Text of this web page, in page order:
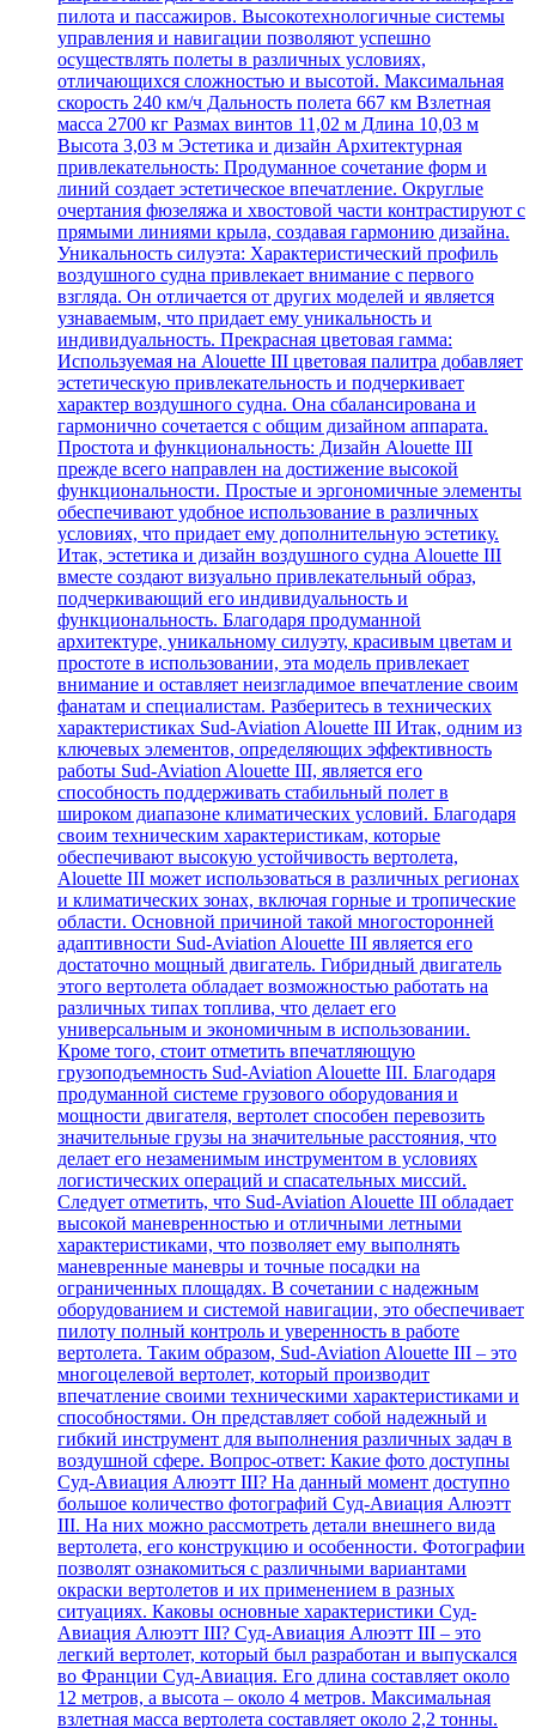
пилота и пассажиров. Высокотехнологичные системы
управления и навигации позволяют успешно
осуществлять полеты в различных условиях,
отличающихся сложностью и высотой. Максимальная
скорость 240 км/ч Дальность полета 667 км Взлетная
масса 2700 кг Размах винтов 11,02 м Длина 10,03 м
Высота 3,03 м Эстетика и дизайн Архитектурная
привлекательность: Продуманное сочетание форм и
линий создает эстетическое впечатление. Округлые
очертания фюзеляжа и хвостовой части контрастируют с
прямыми линиями крыла, создавая гармонию дизайна.
Уникальность силуэта: Характеристический профиль
воздушного судна привлекает внимание с первого
взгляда. Он отличается от других моделей и является
узнаваемым, что придает ему уникальность и
индивидуальность. Прекрасная цветовая гамма:
Используемая на Alouette III цветовая палитра добавляет
эстетическую привлекательность и подчеркивает
характер воздушного судна. Она сбалансирована и
гармонично сочетается с общим дизайном аппарата.
Простота и функциональность: Дизайн Alouette III
прежде всего направлен на достижение высокой
функциональности. Простые и эргономичные элементы
обеспечивают удобное использование в различных
условиях, что придает ему дополнительную эстетику.
Итак, эстетика и дизайн воздушного судна Alouette III
вместе создают визуально привлекательный образ,
подчеркивающий его индивидуальность и
функциональность. Благодаря продуманной
архитектуре, уникальному силуэту, красивым цветам и
простоте в использовании, эта модель привлекает
внимание и оставляет неизгладимое впечатление своим
фанатам и специалистам. Разберитесь в технических
характеристиках Sud-Aviation Alouette III Итак, одним из
ключевых элементов, определяющих эффективность
работы Sud-Aviation Alouette III, является его
способность поддерживать стабильный полет в
широком диапазоне климатических условий. Благодаря
своим техническим характеристикам, которые
обеспечивают высокую устойчивость вертолета,
Alouette III может использоваться в различных регионах
и климатических зонах, включая горные и тропические
области. Основной причиной такой многосторонней
адаптивности Sud-Aviation Alouette III является его
достаточно мощный двигатель. Гибридный двигатель
этого вертолета обладает возможностью работать на
различных типах топлива, что делает его
универсальным и экономичным в использовании.
Кроме того, стоит отметить впечатляющую
грузоподъемность Sud-Aviation Alouette III. Благодаря
продуманной системе грузового оборудования и
мощности двигателя, вертолет способен перевозить
значительные грузы на значительные расстояния, что
делает его незаменимым инструментом в условиях
логистических операций и спасательных миссий.
Следует отметить, что Sud-Aviation Alouette III обладает
высокой маневренностью и отличными летными
характеристиками, что позволяет ему выполнять
маневренные маневры и точные посадки на
ограниченных площадях. В сочетании с надежным
оборудованием и системой навигации, это обеспечивает
пилоту полный контроль и уверенность в работе
вертолета. Таким образом, Sud-Aviation Alouette III – это
многоцелевой вертолет, который производит
впечатление своими техническими характеристиками и
способностями. Он представляет собой надежный и
гибкий инструмент для выполнения различных задач в
воздушной сфере. Вопрос-ответ: Какие фото доступны
Суд-Авиация Алюэтт III? На данный момент доступно
большое количество фотографий Суд-Авиация Алюэтт
III. На них можно рассмотреть детали внешнего вида
вертолета, его конструкцию и особенности. Фотографии
позволят ознакомиться с различными вариантами
окраски вертолетов и их применением в разных
ситуациях. Каковы основные характеристики Суд-
Авиация Алюэтт III? Суд-Авиация Алюэтт III – это
легкий вертолет, который был разработан и выпускался
во Франции Суд-Авиация. Его длина составляет около
12 метров, а высота – около 4 метров. Максимальная
взлетная масса вертолета составляет около 2,2 тонны.